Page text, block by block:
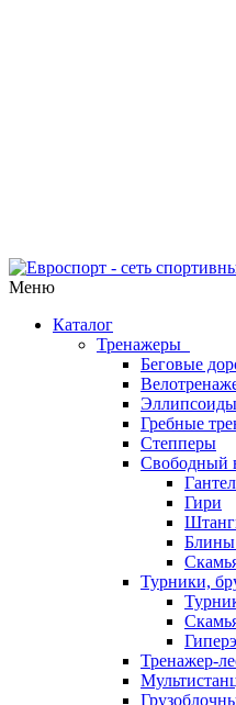
Меню
Каталог
Тренажеры
Беговые
Эллипсоиды
Гребные
Степперы
Свободный
Гири
Блины
Турники,
Тренажер-